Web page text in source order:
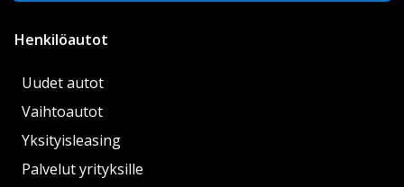
Henkilöautot
Uudet autot
Vaihtoautot
Yksityisleasing
Palvelut yrityksille